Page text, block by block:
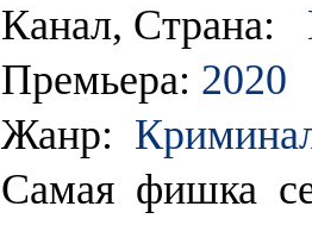
Канал, Страна:
Премьера: 2020
Жанр:
Самая фишка